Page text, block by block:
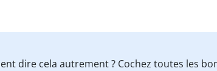
dire cela autrement ? Cochez toutes les